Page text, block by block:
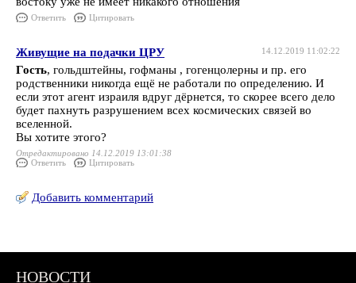
Ответить Цитировать
14.12.2019 11:02:22
Живущие на подачки ЦРУ
Гость, гольдштейны, гофманы , гогенцолерны и пр. его
родственники никогда ещё не работали по определению. И
если этот агент израиля вдруг дёрнется, то скорее всего дело
будет пахнуть разрушением всех космических связей во
вселенной.
Вы хотите этого?
Отредактировано 14.12.2019 13:01:38
Ответить
Цитировать
Добавить комментарий
НОВОСТИ